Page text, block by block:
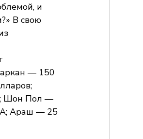
и
В свою
— 150
Шон Пол —
Араш — 25